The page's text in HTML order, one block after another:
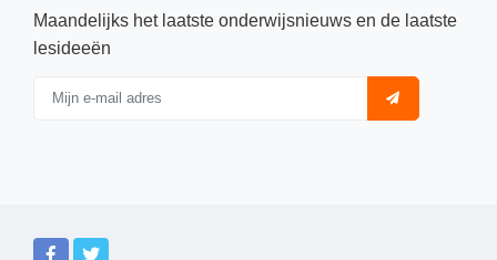
Maandelijks het laatste onderwijsnieuws en de laatste
lesideeën